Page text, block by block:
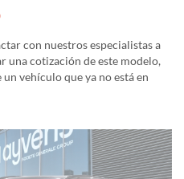
con nuestros especialistas a
una cotización de este modelo,
vehículo que ya no está en